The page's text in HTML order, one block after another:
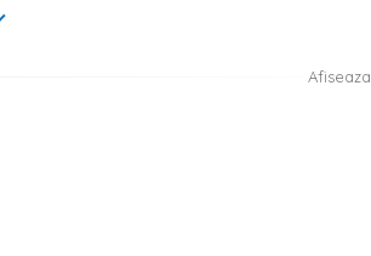
vorba despre sufragerie, living, dormitor,
de caldura in orice incapere sau pot
amenajarea unei incaperi, inclusiv
romantice sau etnice.
iuta, lana, poliester, polipropilena,
de interior sunt mici sau mari, cu fire scurte
Pentru camera de zi se poate opta pentru
incaperii sa fie pe placul
Afiseaza